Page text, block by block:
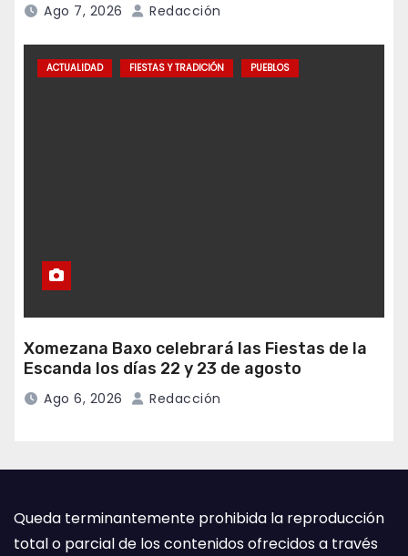
Ago 7, 2026 Redacción
ACTUALIDAD FIESTAS Y TRADICIÓN PUEBLOS
Xomezana Baxo celebrará las Fiestas de la
Escanda los días 22 y 23 de agosto
Ago 6, 2026 Redacción
Queda terminantemente prohibida la reproducción
total o parcial de los contenidos ofrecidos a través